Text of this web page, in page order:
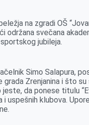
na zgradi OŠ
održana svečana
jubileja.
Simo Salapura,
Zrenjanina i što
da ponese titulu
uspešnih klubova.